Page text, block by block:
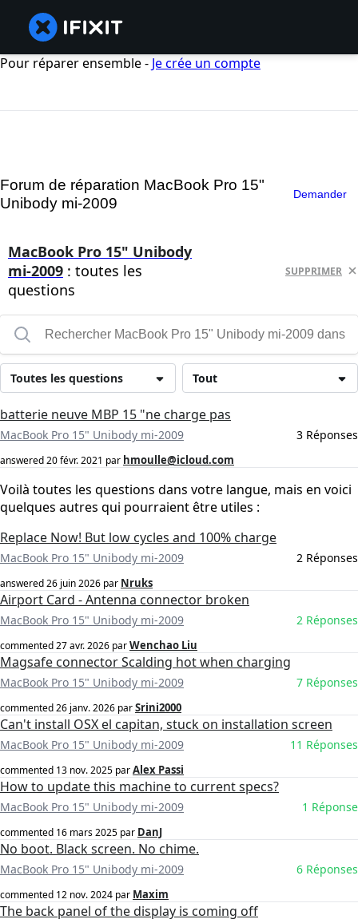
Pour réparer ensemble - Je crée un compte
Forum de réparation MacBook Pro 15"
Unibody mi-2009
Demander
MacBook Pro 15" Unibody
mi-2009 : toutes les
questions
SUPPRIMER
Tout
Toutes les questions
batterie neuve MBP 15 "ne charge pas
MacBook Pro 15" Unibody mi-2009 3 Réponses
answered20 févr. 2021 par hmoulle@icloud.com
Voilà toutes les questions dans votre langue, mais en voici
quelques autres qui pourraient être utiles :
Replace Now! But low cycles and 100% charge
MacBook Pro 15" Unibody mi-2009 2 Réponses
answered26 juin 2026 par Nruks
Airport Card - Antenna connector broken
MacBook Pro 15" Unibody mi-2009 2 Réponses
commented27 avr. 2026 parWenchao Liu
Magsafe connector Scalding hot when charging
MacBook Pro 15" Unibody mi-2009 7 Réponses
commented26 janv. 2026 parSrini2000
Can't install OSX el capitan, stuck on installation screen
MacBook Pro 15" Unibody mi-2009 11 Réponses
commented 13 nov. 2025 parAlex Passi
How to update this machine to current specs?
MacBook Pro 15" Unibody mi-2009 1 Réponse
commented 16 mars 2025 par DanJ
No boot. Black screen. No chime.
MacBook Pro 15" Unibody mi-2009 6 Réponses
commented 12 nov. 2024 par Maxim
The back panel of the display is coming off